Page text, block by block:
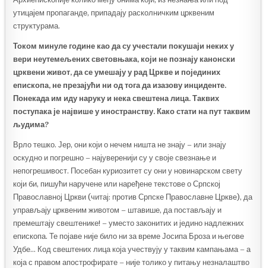
утицајем пропаганде, припадају расколничким црквеним
структурама.
Током минуле године као да су учестали покушаји неких у
вери неутемељених световњака, који не познају канонски
црквени живот, да се умешају у рад Цркве и појединих
епископа, не презајући ни од тога да изазову инциденте.
Понекада им иду наруку и нека свештена лица. Таквих
поступака је највише у иностранству. Како стати на пут таквим
људима?
Врло тешко. Јер, они који о нечем ништа не знају – или знају
оскудно и погрешно – најуверенији су у своје свезнање и
непогрешивост. Посебан куриозитет су они у новинарском свету
који би, пишући наручене или наређене текстове о Српској
Православној Цркви (читај: против Српске Православне Цркве), да
управљају црквеним животом – штавише, да постављају и
премештају свештенике! – уместо законитих и једино надлежних
епископа. Те појаве није било ни за време Јосипа Броза и његове
Удбе… Код свештених лица која учествују у таквим кампањама – а
која с правом апострофирате – није толико у питању незналаштво